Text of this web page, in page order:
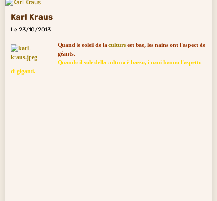
Karl Kraus
Le 23/10/2013
Quand le soleil de la cultureest bas, les nains ont l'aspect de
géants.
Quando il sole della cultura è basso, i nani hanno l'aspetto
di giganti.